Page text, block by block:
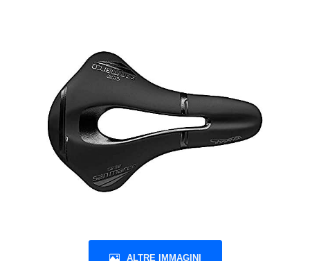
ALTRE IMMAGINI